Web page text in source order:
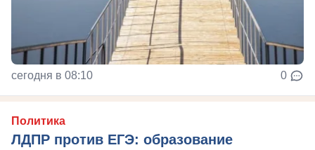
сегодня в 08:10 0
Политика
ЛДПР против ЕГЭ: образование